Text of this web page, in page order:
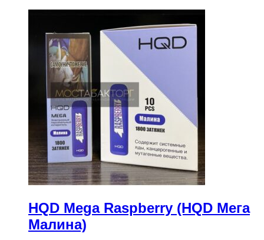
HQD Mega Raspberry (HQD Мега
Малина)